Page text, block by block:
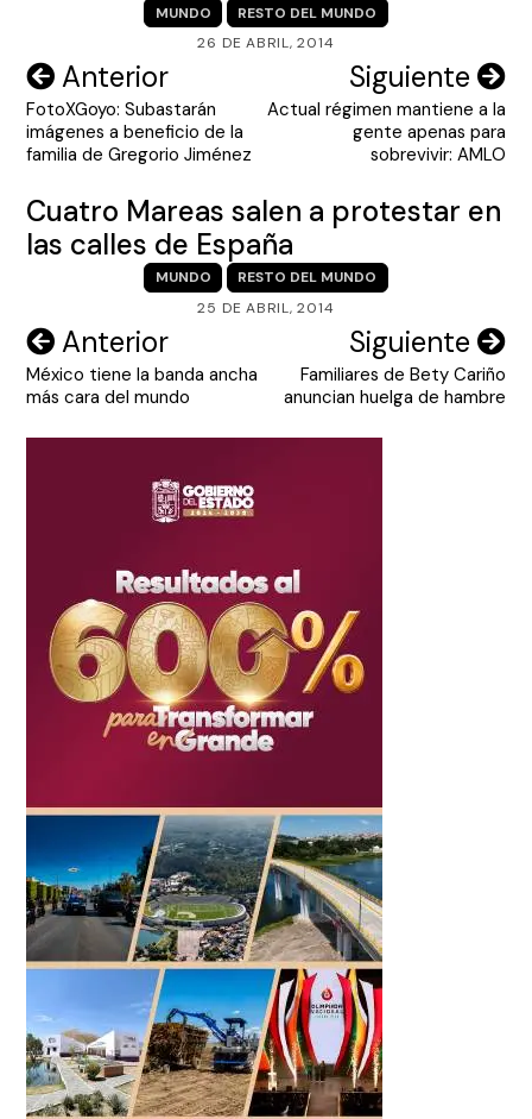
MUNDO
RESTO DEL MUNDO
26 DE ABRIL, 2014
Navegación
de
entradas
Anterior
FotoXGoyo: Subastarán
imágenes a beneficio de la
familia de Gregorio Jiménez
Siguiente
Actual régimen mantiene a la
gente apenas para
sobrevivir: AMLO
Cuatro Mareas salen a protestar en
las calles de España
MUNDO
RESTO DEL MUNDO
25 DE ABRIL, 2014
Navegación
de
Anterior
México tiene la banda ancha
más cara del mundo
Siguiente
Familiares de Bety Cariño
anuncian huelga de hambre